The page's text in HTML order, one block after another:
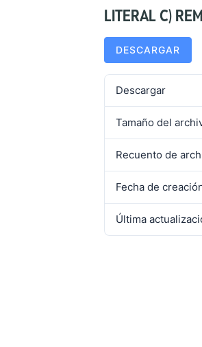
LITERAL C)
DESCARGAR
Descargar
Tamaño del
Recuento de
Fecha de
Última